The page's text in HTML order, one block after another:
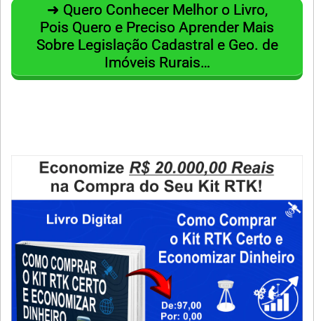
➜ Quero Conhecer Melhor o Livro,
Pois Quero e Preciso Aprender Mais
Sobre Legislação Cadastral e Geo. de
Imóveis Rurais…